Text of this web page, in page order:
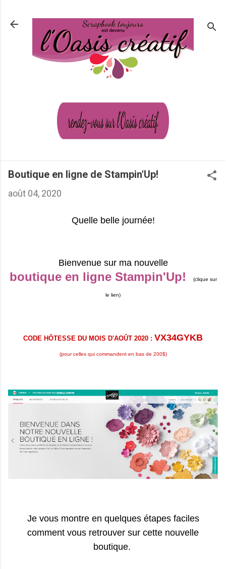
Boutique en ligne de Stampin'Up!
août 04, 2020
Quelle belle journée!
Bienvenue sur ma nouvelle
boutique en ligne Stampin'Up! (clique sur
le lien)
CODE HÔTESSE DU MOIS D'AOÛT 2020 : VX34GYKB
(pour celles qui commandent en bas de 200$)
Je vous montre en quelques étapes faciles
comment vous retrouver sur cette nouvelle
boutique.